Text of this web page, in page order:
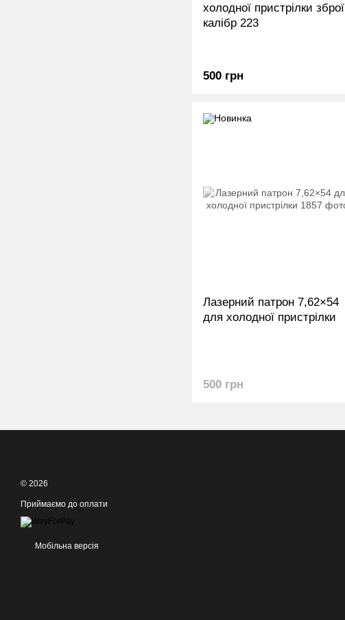
холодної пристрілки зброї
калібр 223
500 грн
Лазерний патрон 7,62×54
для холодної пристрілки
500 грн
© 2026
Приймаємо до оплати
Мобільна версія